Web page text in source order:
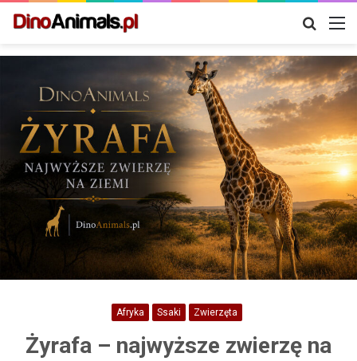
Szukaj
Afryka Ssaki Zwierzęta
Żyrafa – najwyższe zwierzę na